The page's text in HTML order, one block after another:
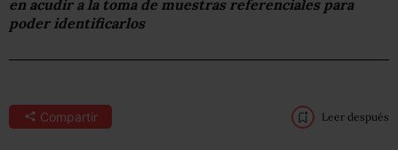
en acudir a la toma de muestras referenciales para
poder identificarlos
Compartir Leer después